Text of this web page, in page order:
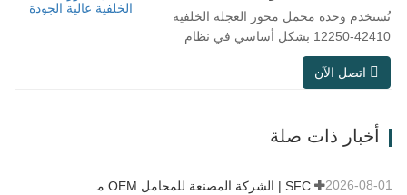
إتش-882…
تُستخدم وحدة محمل محور العجلة الخلفية
42410-12250 بشكل أساسي في نظام
المحور الخلفي للسيارات اليابانية، وهي وحدة
متكاملة تجمع بين المحامل والشفاه وهيكل
وسرعة الصيانة، كما أنه مناسب للصيانة
اتصل الآن
أخبار ذات صلة
2026-08-01